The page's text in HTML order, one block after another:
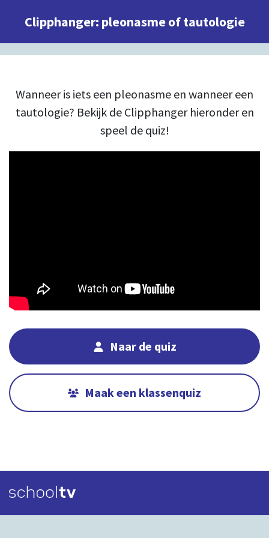
Clipphanger: pleonasme of tautologie
Wanneer is iets een pleonasme en wanneer een
tautologie? Bekijk de Clipphanger hieronder en
speel de quiz!
Naar de quiz
Maak een klassenquiz